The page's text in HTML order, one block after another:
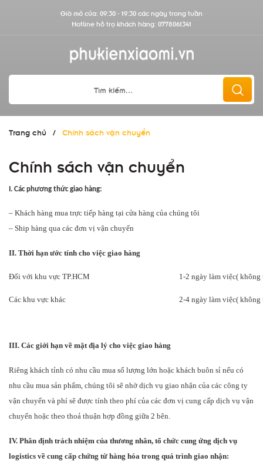
Giờ mở cửa: 09:30 - 19:30 các ngày trong tuần
Hotline hỗ trợ khách hàng: 0778061341
Trang chủ / Chính sách vận chuyển
Chính sách vận chuyển
I. Các phương thức giao hàng:
– Khách hàng mua trực tiếp hàng tại cửa hàng của chúng tôi
– Ship hàng qua các đơn vị vận chuyển
II. Thời hạn ước tính cho việc giao hàng
Đối với khu vực TP.HCM 1-2 ngày làm việc(
Các khu vực khác 2-4 ngày làm việc(
III. Các giới hạn về mặt địa lý cho việc giao hàng
Riêng khách tỉnh có nhu cầu mua số lượng lớn hoặc khách buôn sỉ nếu có
nhu cầu mua sản phẩm, chúng tôi sẽ nhờ dịch vụ giao nhận của các công ty
vận chuyển và phí sẽ được tính theo phí của các đơn vị cung cấp dịch vụ vận
chuyển hoặc theo thoả thuận hợp đồng giữa 2 bên.
IV. Phân định trách nhiệm của thương nhân, tổ chức cung ứng dịch vụ
logistics về cung cấp chứng từ hàng hóa trong quá trình giao nhận: